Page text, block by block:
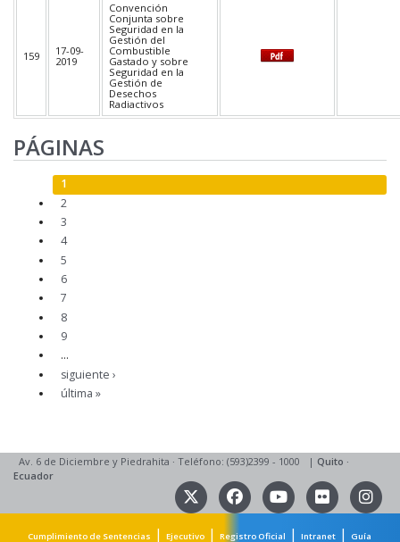
159
17-09-
2019
Convención
Conjunta sobre
Seguridad en la
Gestión del
Combustible
Gastado y sobre
Seguridad en la
Gestión de
Desechos
Radiactivos
PÁGINAS
1
2
3
4
5
6
7
8
9
…
siguiente ›
última »
Av. 6 de Diciembre y Piedrahita · Teléfono: (593)2399 - 1000 | Quito ·
Ecuador
Cumplimiento de Sentencias |Ejecutivo |Registro Oficial |Intranet |
Guía